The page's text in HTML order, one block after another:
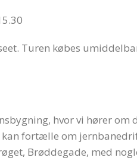
Turen købes
hvor vi hører om
kan fortælle om
Brøddegade, med